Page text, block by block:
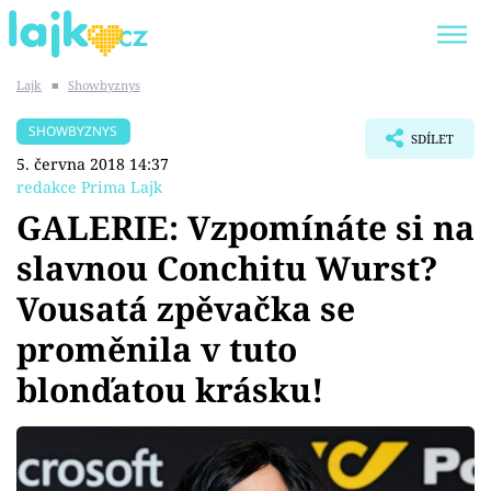
SHOPAHOLICADEL
Témata
Showbyznys
Youtubeři
Lajk ■ Showbyznys
SHOWBYZNYS
5. června 2018 14:37
redakce Prima Lajk
SDÍLET
GALERIE: Vzpomínáte si na
slavnou Conchitu Wurst?
Vousatá zpěvačka se
proměnila v tuto
blonďatou krásku!